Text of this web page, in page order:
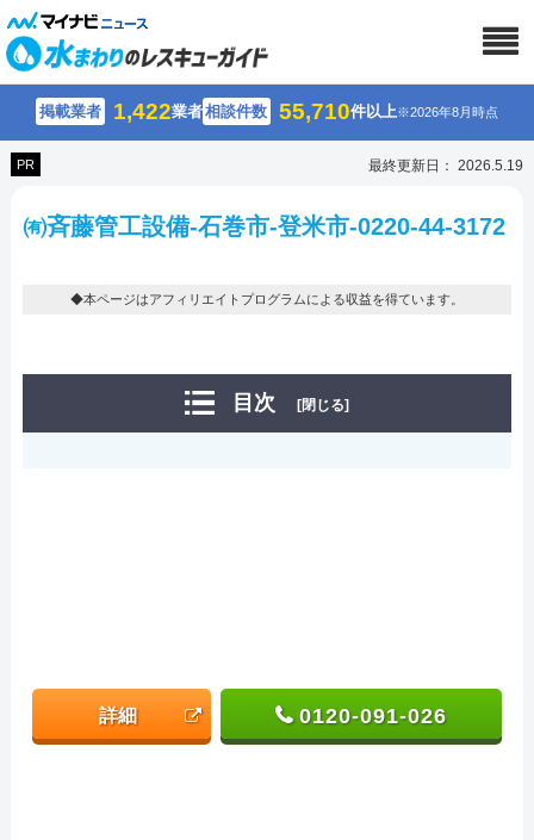
掲載業者 1,422業者相談件数 55,710件以上※2026年8月時点
PR 最終更新日： 2026.5.19
㈲斉藤管工設備-石巻市-登米市-0220-44-3172
◆本ページはアフィリエイトプログラムによる収益を得ています。
目次 [閉じる]
詳細 0120-091-026